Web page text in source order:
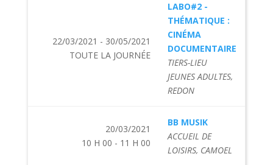
22/03/2021 - 30/05/2021
TOUTE LA JOURNÉE
LABO#2 -
THÉMATIQUE :
CINÉMA
DOCUMENTAIRE
TIERS-LIEU
JEUNES ADULTES,
REDON
20/03/2021
10 H 00 - 11 H 00
BB MUSIK
ACCUEIL DE
LOISIRS, CAMOEL